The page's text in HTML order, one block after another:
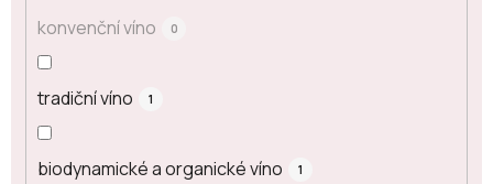
konvenční víno 0
tradiční víno 1
biodynamické a organické víno 1